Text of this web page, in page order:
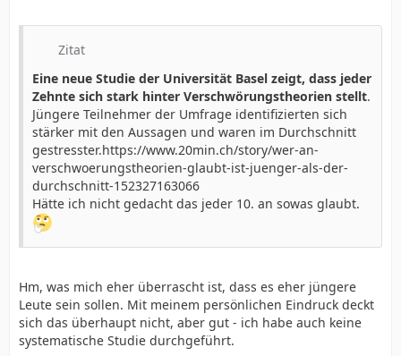
Zitat
Eine neue Studie der Universität Basel zeigt, dass jeder
Zehnte sich stark hinter Verschwörungstheorien stellt.
Jüngere Teilnehmer der Umfrage identifizierten sich
stärker mit den Aussagen und waren im Durchschnitt
gestresster.https://www.20min.ch/story/wer-an-
verschwoerungstheorien-glaubt-ist-juenger-als-der-
durchschnitt-152327163066
Hätte ich nicht gedacht das jeder 10. an sowas glaubt.
Hm, was mich eher überrascht ist, dass es eher jüngere
Leute sein sollen. Mit meinem persönlichen Eindruck deckt
sich das überhaupt nicht, aber gut - ich habe auch keine
systematische Studie durchgeführt.